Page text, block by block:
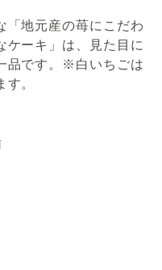
「地元産の苺にこだわ
ケーキ」は、見た目に
品です。※白いちごは
。